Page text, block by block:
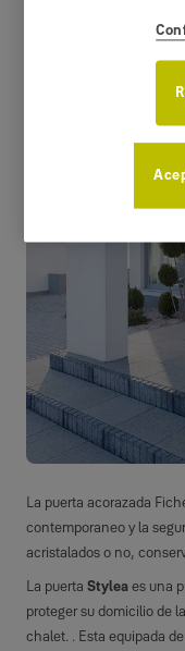
La puerta acorazada
contemporaneo y la
acristalados o no,
La puerta Styleaes una
proteger su domicilio de
chalet. . Esta equipada